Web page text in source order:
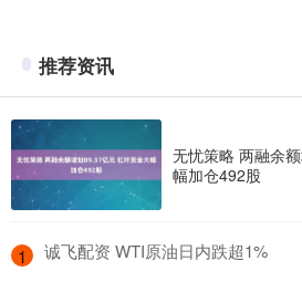
推荐资讯
无忧策略 两融余
幅加仓492股
1 ​诚飞配资 WTI原油日内跌超1%